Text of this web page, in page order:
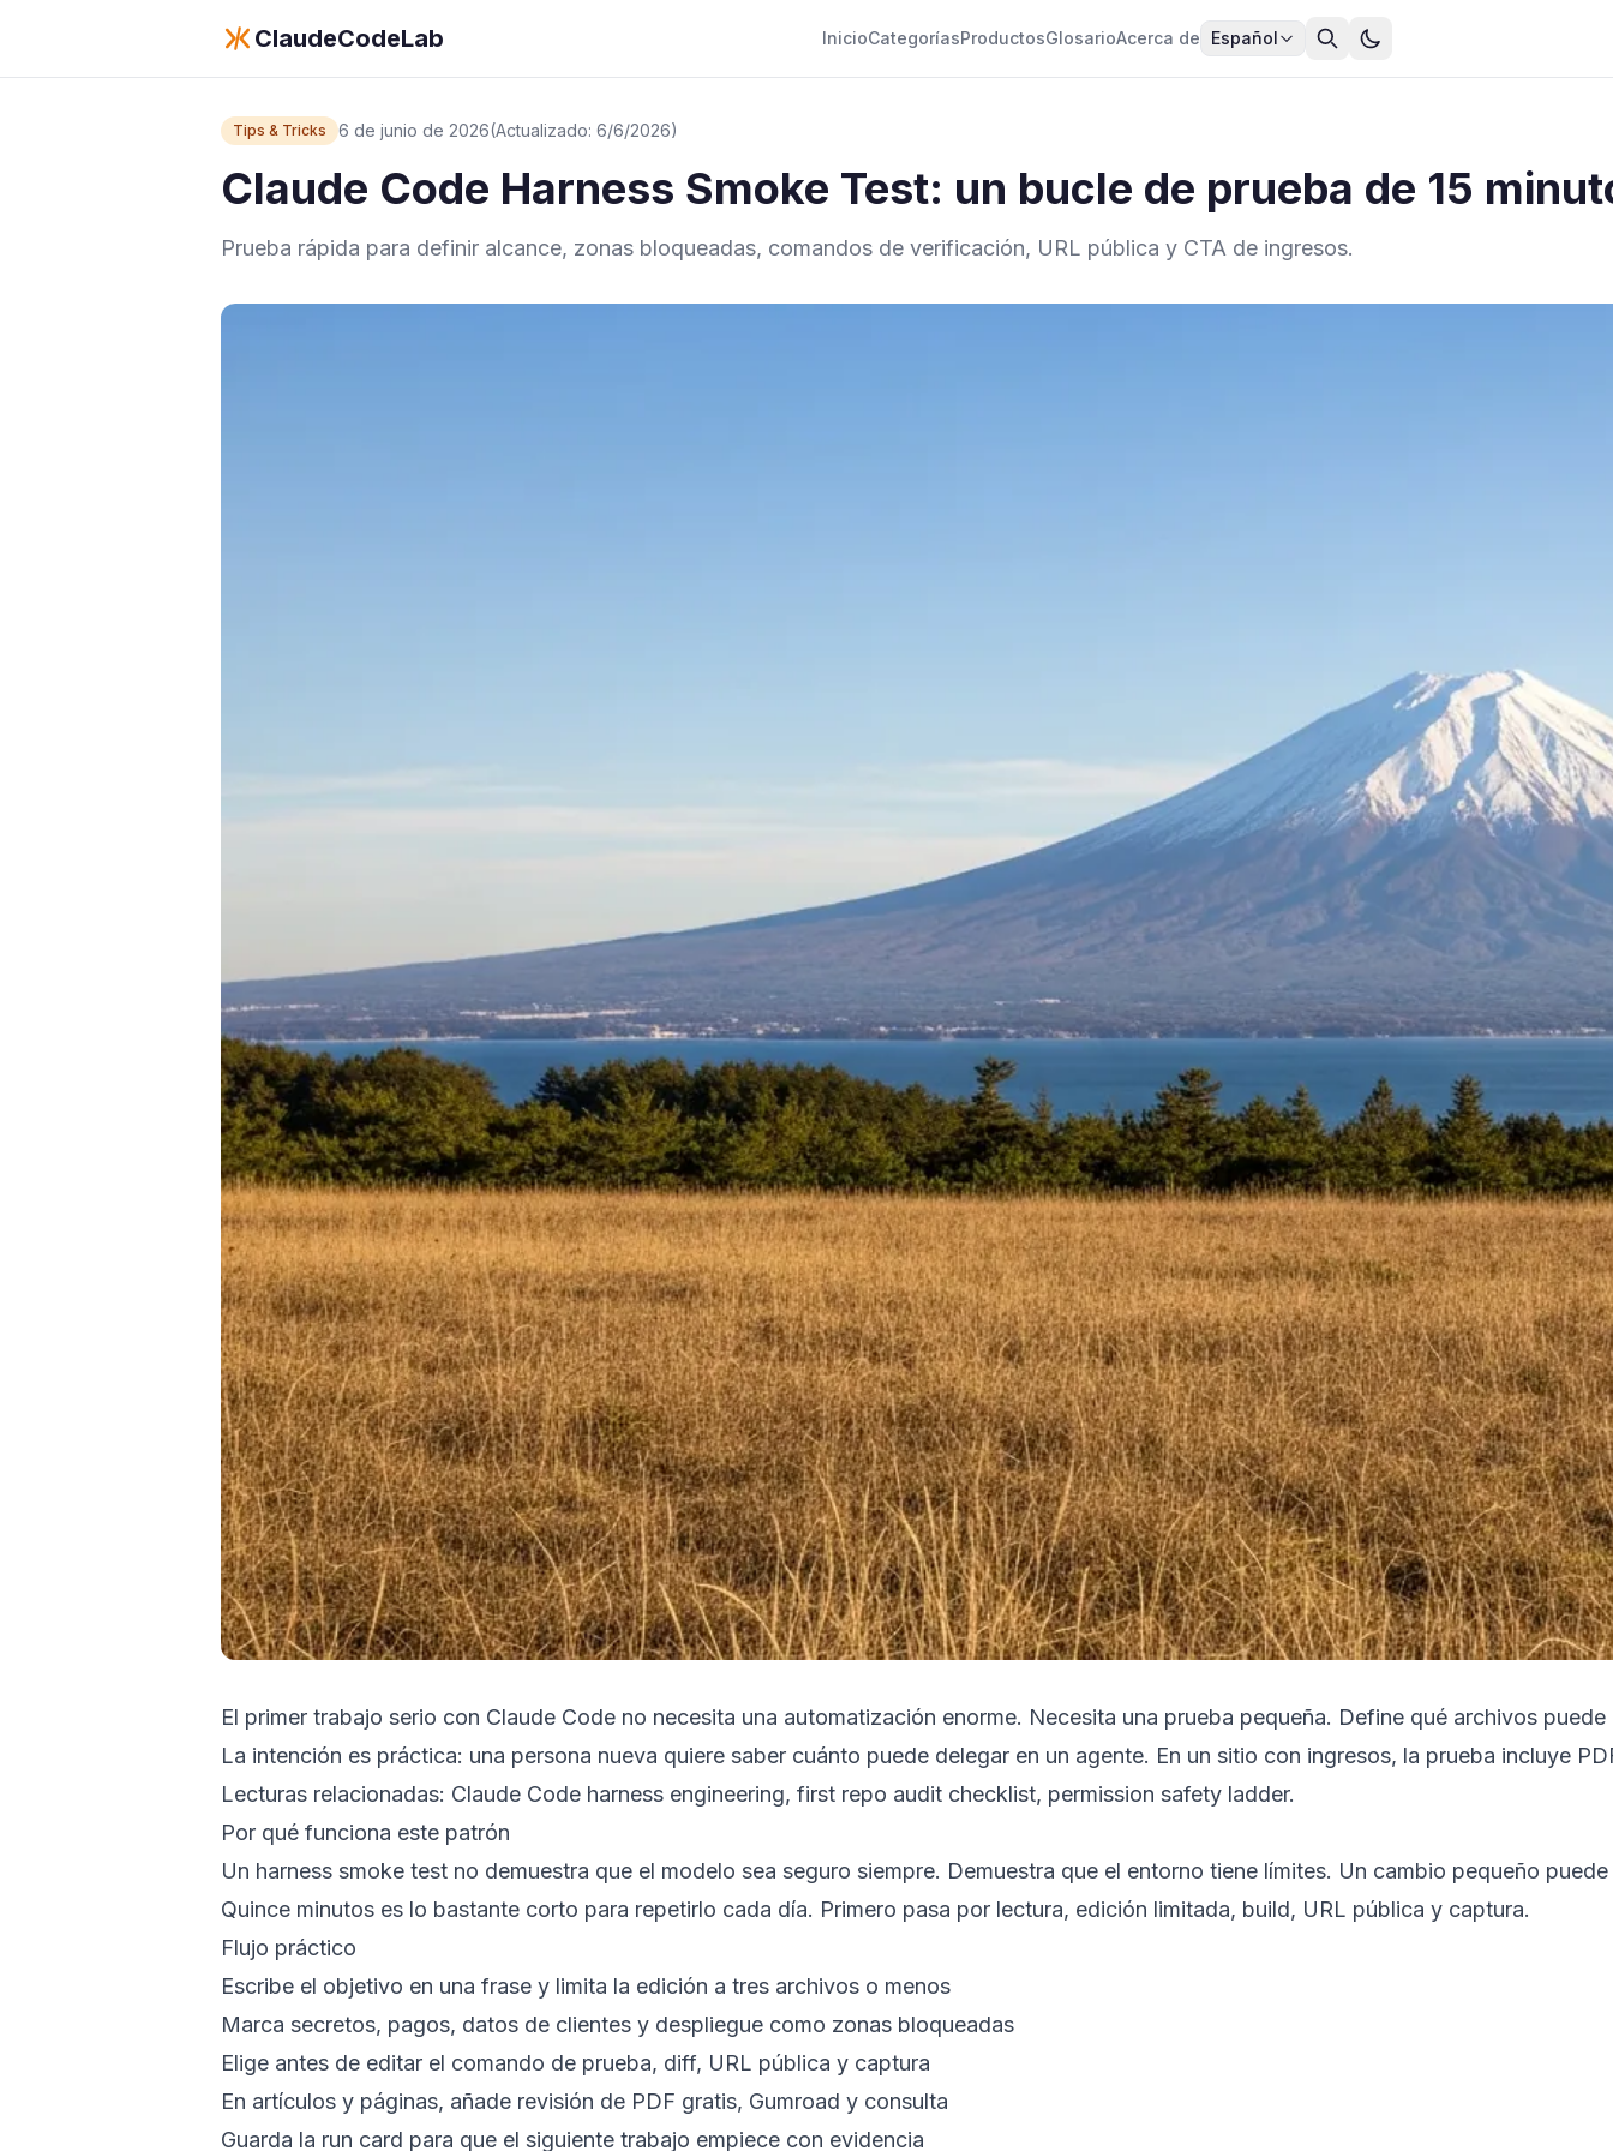
ClaudeCodeLab InicioCategoríasProductosGlosarioAcerca de Español
Tips & Tricks 6 de junio de 2026(Actualizado: 6/6/2026)
Claude Code Harness Smoke Test: un bucle de prueba de 15
Prueba rápida para definir alcance, zonas bloqueadas, comandos de verificación, URL pública y CTA de ingresos.
El primer trabajo serio con Claude Code no necesita una automatización enorme. Necesita una prueba pequeña. Define qué archivos
La intención es práctica: una persona nueva quiere saber cuánto puede delegar en un agente. En un sitio con ingresos, la prueba incluye
Lecturas relacionadas: Claude Code harness engineering, first repo audit checklist, permission safety ladder.
Por qué funciona este patrón
Un harness smoke test no demuestra que el modelo sea seguro siempre. Demuestra que el entorno tiene límites. Un cambio pequeño
Quince minutos es lo bastante corto para repetirlo cada día. Primero pasa por lectura, edición limitada, build, URL pública y captura.
Flujo práctico
Escribe el objetivo en una frase y limita la edición a tres archivos o menos
Marca secretos, pagos, datos de clientes y despliegue como zonas bloqueadas
Elige antes de editar el comando de prueba, diff, URL pública y captura
En artículos y páginas, añade revisión de PDF gratis, Gumroad y consulta
Guarda la run card para que el siguiente trabajo empiece con evidencia